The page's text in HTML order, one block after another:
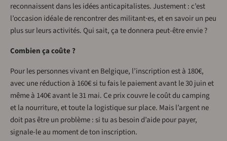
reconnaissent dans les idées anticapitalistes. Justement : c’est
l’occasion idéale de rencontrer des militant·es, et en savoir un peu
plus sur leurs activités. Qui sait, ça te donnera peut-être envie ?
Combien ça coûte ?
Pour les personnes vivant en Belgique, l’inscription est à 180€,
avec une réduction à 160€ si tu fais le paiement avant le 30 juin et
même à 140€ avant le 31 mai. Ce prix couvre le coût du camping
et la nourriture, et toute la logistique sur place. Mais l’argent ne
doit pas être un problème : si tu as besoin d’aide pour payer,
signale-le au moment de ton inscription.